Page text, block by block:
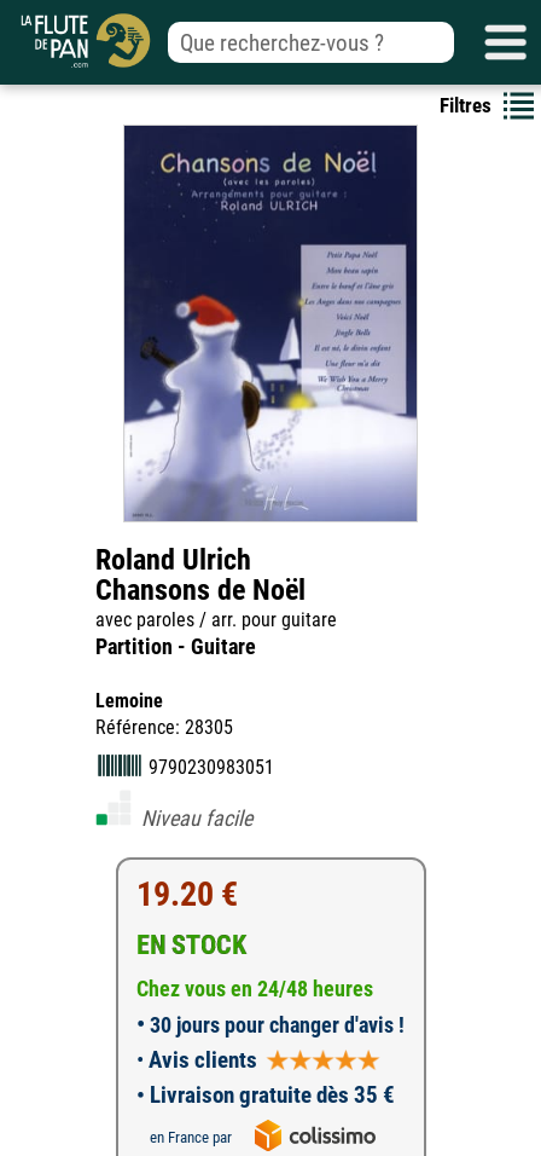
Filtres
Roland Ulrich
Chansons de Noël
avec paroles / arr. pour guitare
Partition - Guitare
Lemoine
Référence: 28305
9790230983051
Niveau facile
19.20 €
EN STOCK
Chez vous en 24/48 heures
• 30 jours pour changer d'avis !
• Avis clients
• Livraison gratuite dès 35 €
en France par